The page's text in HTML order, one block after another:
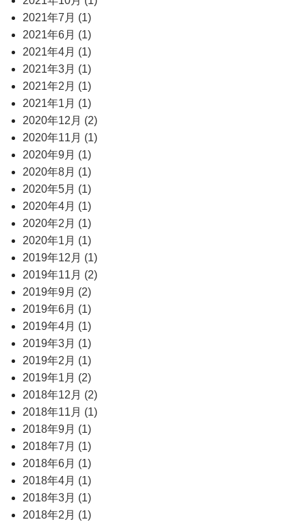
2021年7月 (1)
2021年6月 (1)
2021年4月 (1)
2021年3月 (1)
2021年2月 (1)
2021年1月 (1)
2020年12月 (2)
2020年11月 (1)
2020年9月 (1)
2020年8月 (1)
2020年5月 (1)
2020年4月 (1)
2020年2月 (1)
2020年1月 (1)
2019年12月 (1)
2019年11月 (2)
2019年9月 (2)
2019年6月 (1)
2019年4月 (1)
2019年3月 (1)
2019年2月 (1)
2019年1月 (2)
2018年12月 (2)
2018年11月 (1)
2018年9月 (1)
2018年7月 (1)
2018年6月 (1)
2018年4月 (1)
2018年3月 (1)
2018年2月 (1)